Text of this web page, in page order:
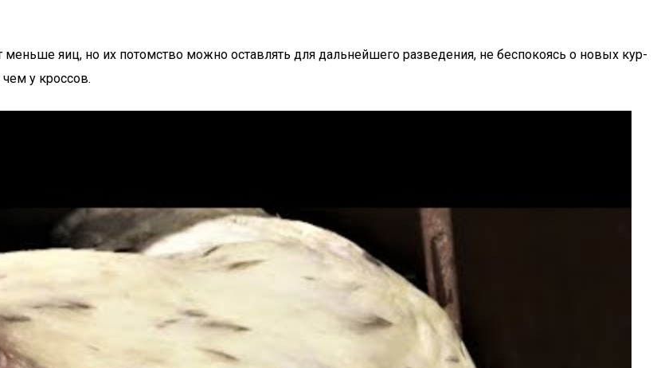
яиц, но их потомство можно оставлять для дальнейшего разведения, не беспокоясь о новых кур-
у кроссов.